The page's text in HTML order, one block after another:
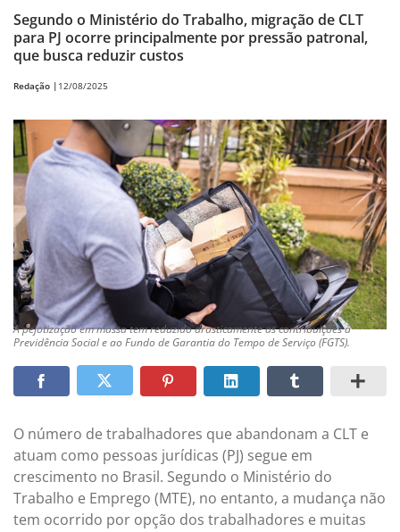
Segundo o Ministério do Trabalho, migração de CLT
para PJ ocorre principalmente por pressão patronal,
que busca reduzir custos
Redação | 12/08/2025
A pejotização em massa tem reduzido drasticamente as contribuições à
Previdência Social e ao Fundo de Garantia do Tempo de Serviço (FGTS).
O número de trabalhadores que abandonam a CLT e
atuam como pessoas jurídicas (PJ) segue em
crescimento no Brasil. Segundo o Ministério do
Trabalho e Emprego (MTE), no entanto, a mudança não
tem ocorrido por opção dos trabalhadores e muitas